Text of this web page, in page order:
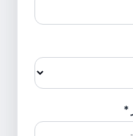
*